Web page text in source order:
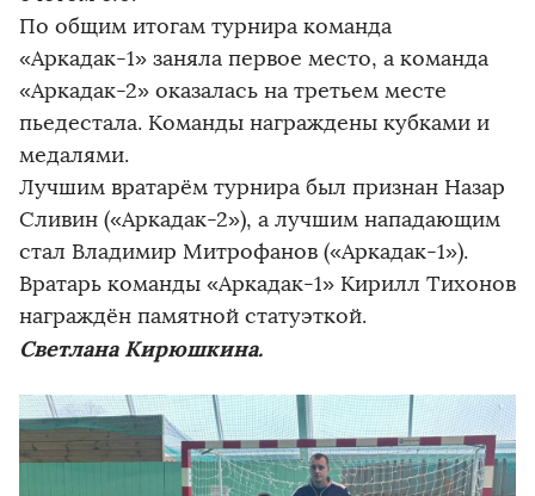
По общим итогам турнира команда
«Аркадак-1» заняла первое место, а команда
«Аркадак-2» оказалась на третьем месте
пьедестала. Команды награждены кубками и
медалями.
Лучшим вратарём турнира был признан Назар
Сливин («Аркадак-2»), а лучшим нападающим
стал Владимир Митрофанов («Аркадак-1»).
Вратарь команды «Аркадак-1» Кирилл Тихонов
награждён памятной статуэткой.
Светлана Кирюшкина.